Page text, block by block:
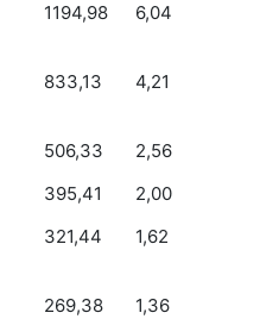
1194,98 6,04
833,13 4,21
506,33
2,56
395,41
2,00
321,44 1,62
269,38
1,36